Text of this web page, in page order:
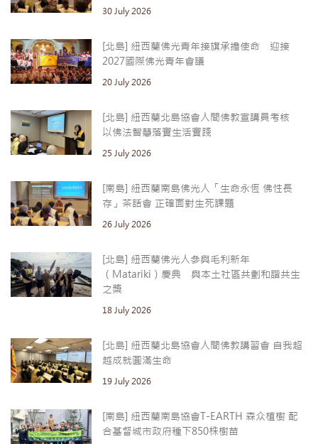
30 July 2026
[北島] 紐西蘭佛光青年接旗承擔使命 迎接
2027國際佛光青年會議
20 July 2026
[北島] 紐西蘭北島協會人間佛教宣講員考核
以佛法智慧落實生活實踐
25 July 2026
[南島] 紐西蘭南島佛光人「生命永恆 佛性長
存」茶話會 正確面對生死課題
26 July 2026
[北島] 紐西蘭佛光人參與毛利新年
（Matariki）慶典 與本土社區共劃和諧共生
之槳
18 July 2026
[北島] 紐西蘭北島協會人間佛教講習會 自我超
越成就圓滿生命
19 July 2026
[南島] 紐西蘭南島協會T-EARTH 森众植樹 配
合基督城市政府種下850株樹苗